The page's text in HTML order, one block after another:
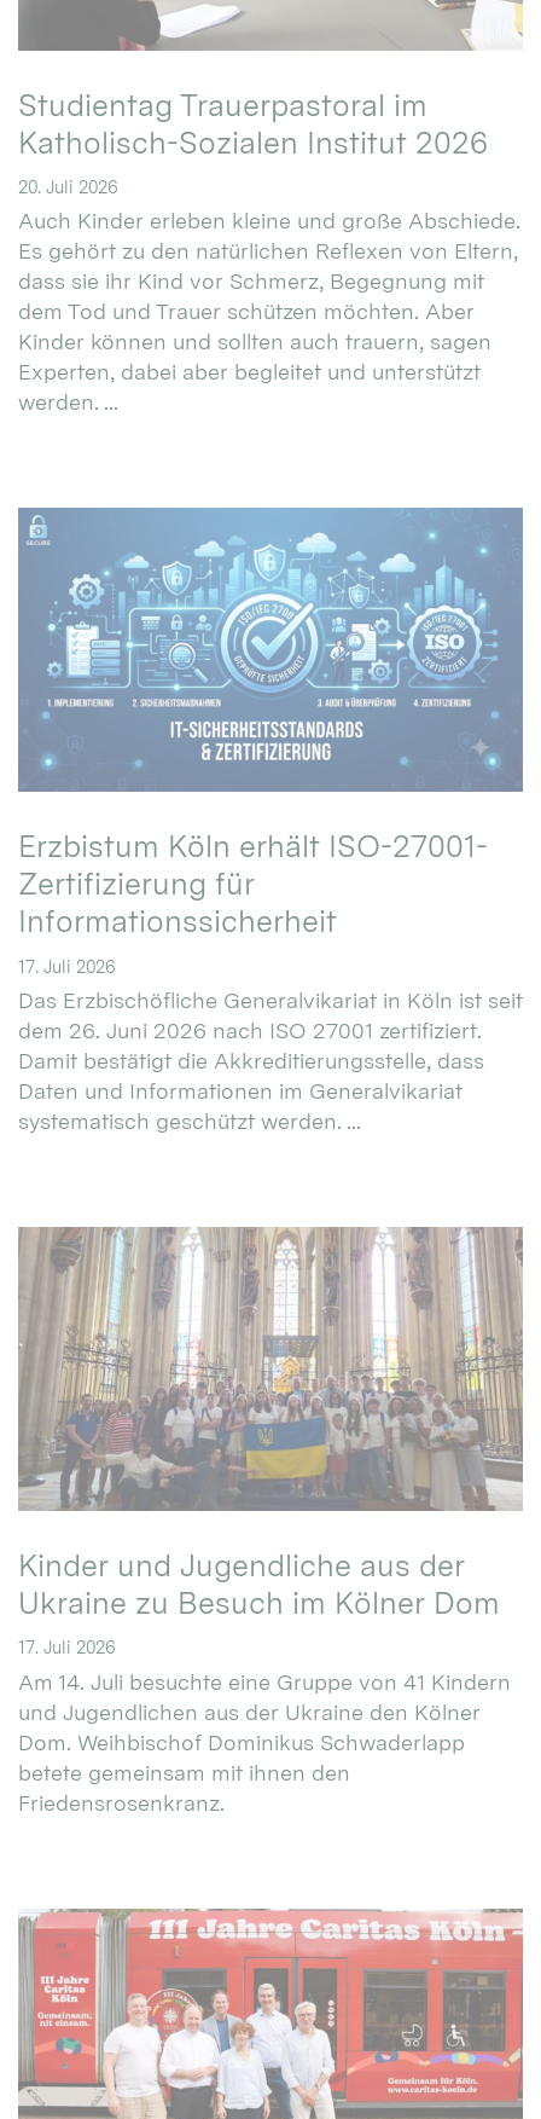
Studientag Trauerpastoral im
Katholisch-Sozialen Institut 2026
20. Juli 2026
Auch Kinder erleben kleine und große Abschiede.
Es gehört zu den natürlichen Reflexen von Eltern,
dass sie ihr Kind vor Schmerz, Begegnung mit
dem Tod und Trauer schützen möchten. Aber
Kinder können und sollten auch trauern, sagen
Experten, dabei aber begleitet und unterstützt
werden. ...
Erzbistum Köln erhält ISO-27001-
Zertifizierung für
Informationssicherheit
17. Juli 2026
Das Erzbischöfliche Generalvikariat in Köln ist seit
dem 26. Juni 2026 nach ISO 27001 zertifiziert.
Damit bestätigt die Akkreditierungsstelle, dass
Daten und Informationen im Generalvikariat
systematisch geschützt werden. ...
Kinder und Jugendliche aus der
Ukraine zu Besuch im Kölner Dom
17. Juli 2026
Am 14. Juli besuchte eine Gruppe von 41 Kindern
und Jugendlichen aus der Ukraine den Kölner
Dom. Weihbischof Dominikus Schwaderlapp
betete gemeinsam mit ihnen den
Friedensrosenkranz.